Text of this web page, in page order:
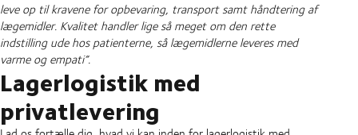
leve op til kravene for opbevaring, transport samt håndtering af
lægemidler. Kvalitet handler lige så meget om den rette
indstilling ude hos patienterne, så lægemidlerne leveres med
varme og empati”.
Lagerlogistik med
privatlevering